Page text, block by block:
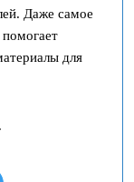
Даже самое
для